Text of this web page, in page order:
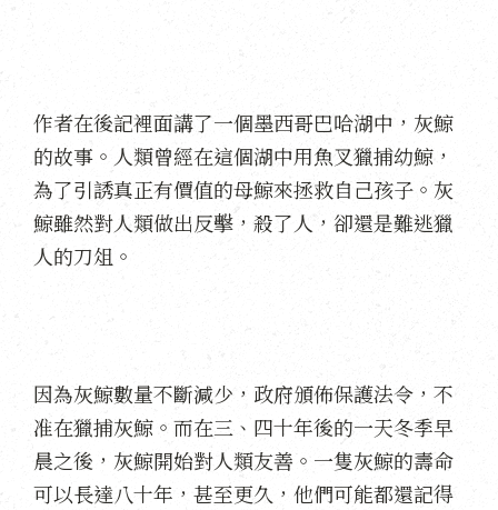
作者在後記裡面講了一個墨西哥巴哈湖中，灰鯨
的故事。人類曾經在這個湖中用魚叉獵捕幼鯨，
為了引誘真正有價值的母鯨來拯救自己孩子。灰
鯨雖然對人類做出反擊，殺了人，卻還是難逃獵
人的刀俎。
因為灰鯨數量不斷減少，政府頒佈保護法令，不
准在獵捕灰鯨。而在三、四十年後的一天冬季早
晨之後，灰鯨開始對人類友善。一隻灰鯨的壽命
可以長達八十年，甚至更久，他們可能都還記得